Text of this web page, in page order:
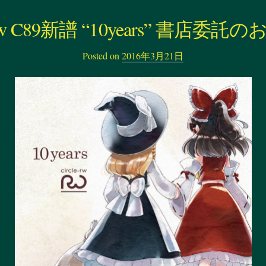
C89新譜 “10years” 書店委託の
Posted on 2016年3月21日